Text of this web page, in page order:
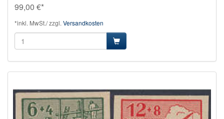
99,00 €*
*inkl. MwSt./ zzgl. Versandkosten